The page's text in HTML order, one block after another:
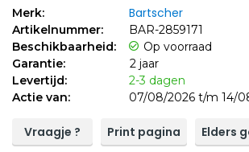
Merk: Bartscher
Artikelnummer:
BAR-2859171
Beschikbaarheid:
Op voorraad
Garantie:
2 jaar
Levertijd:
2-3 dagen
Actie van:
07/08/2026 t/m 14/
Vraagje ? Print pagina Elders